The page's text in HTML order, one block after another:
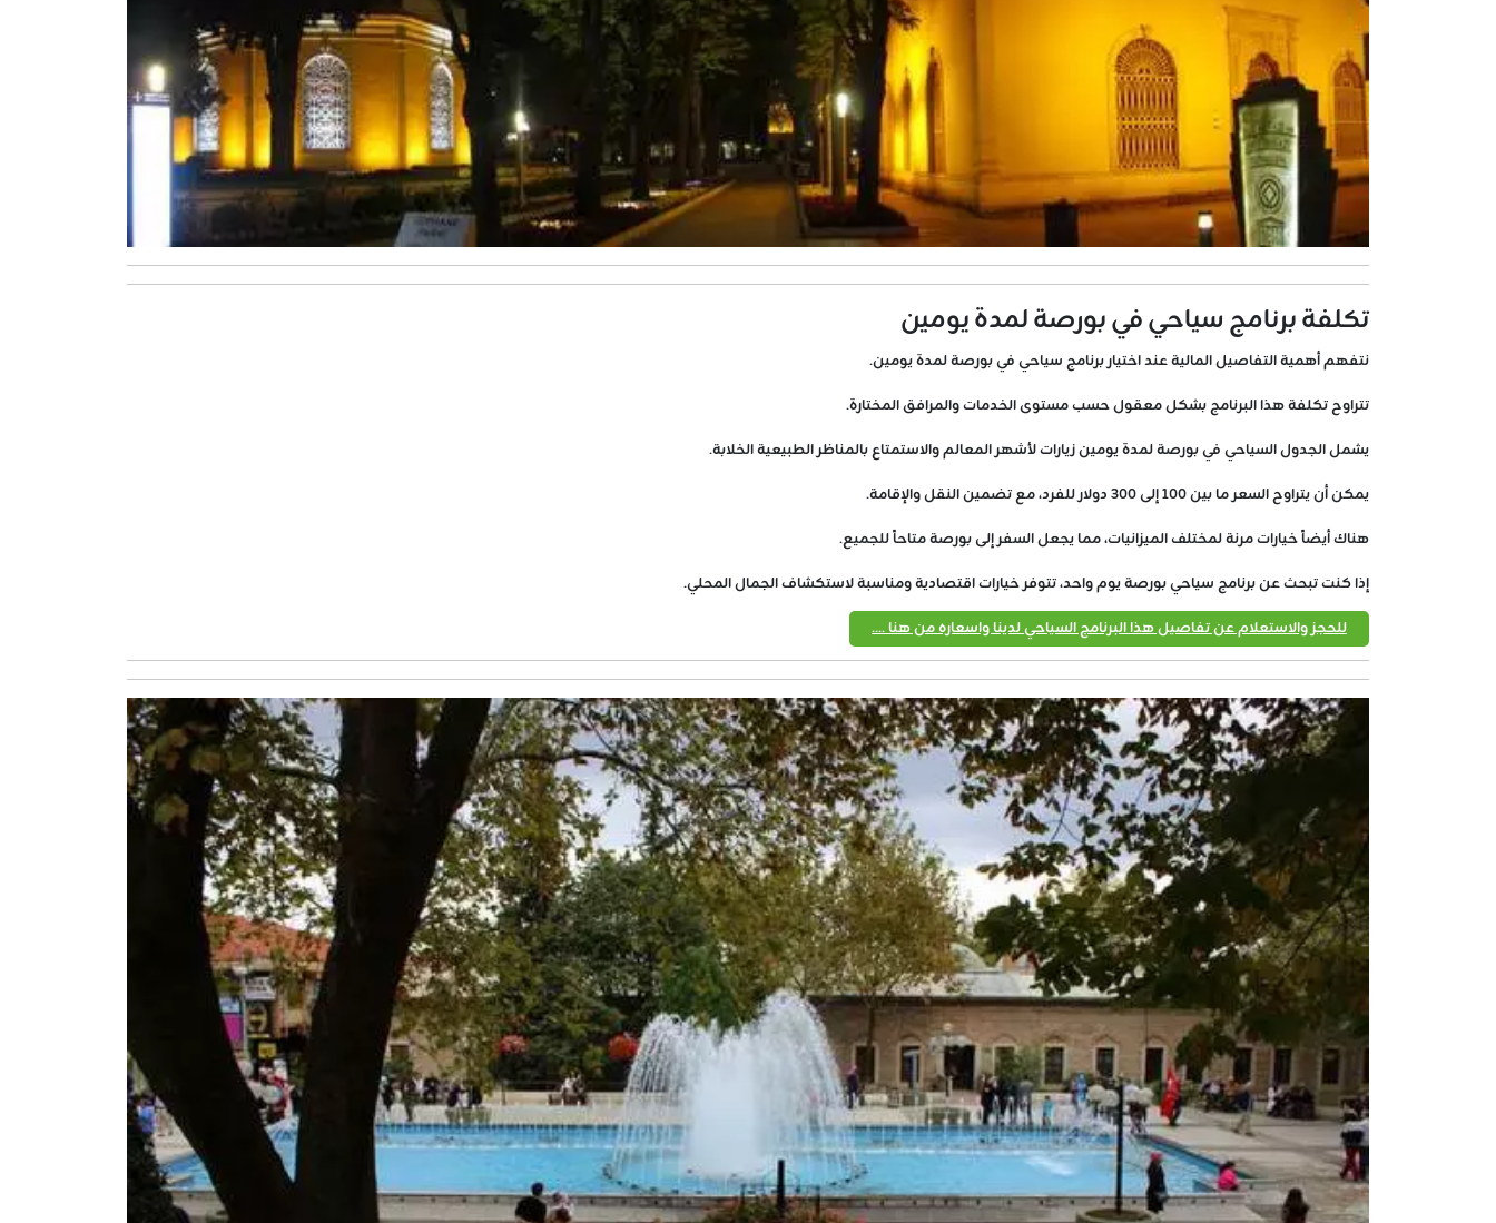
تكلفة برنامج سياحي في بورصة لمدة يومين
نتفهم أهمية التفاصيل المالية عند اختيار برنامج سياحي في بورصة لمدة يومين.
تتراوح تكلفة هذا البرنامج بشكل معقول حسب مستوى الخدمات والمرافق المختارة.
يشمل الجدول السياحي في بورصة لمدة يومين زيارات لأشهر المعالم والاستمتاع بالمناظر الطبيعية الخلابة.
يمكن أن يتراوح السعر ما بين 100 إلى 300 دولار للفرد، مع تضمين النقل والإقامة.
هناك أيضاً خيارات مرنة لمختلف الميزانيات، مما يجعل السفر إلى بورصة متاحاً للجميع.
إذا كنت تبحث عن برنامج سياحي بورصة يوم واحد، تتوفر خيارات اقتصادية ومناسبة لاستكشاف الجمال المحلي.
للحجز والاستعلام عن تفاصيل هذا البرنامج السياحي لدينا واسعاره من هنا ....